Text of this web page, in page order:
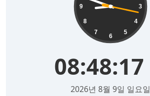
3
4
5
6
7
8
9
08:48:18
2026년 8월 9일 일요일